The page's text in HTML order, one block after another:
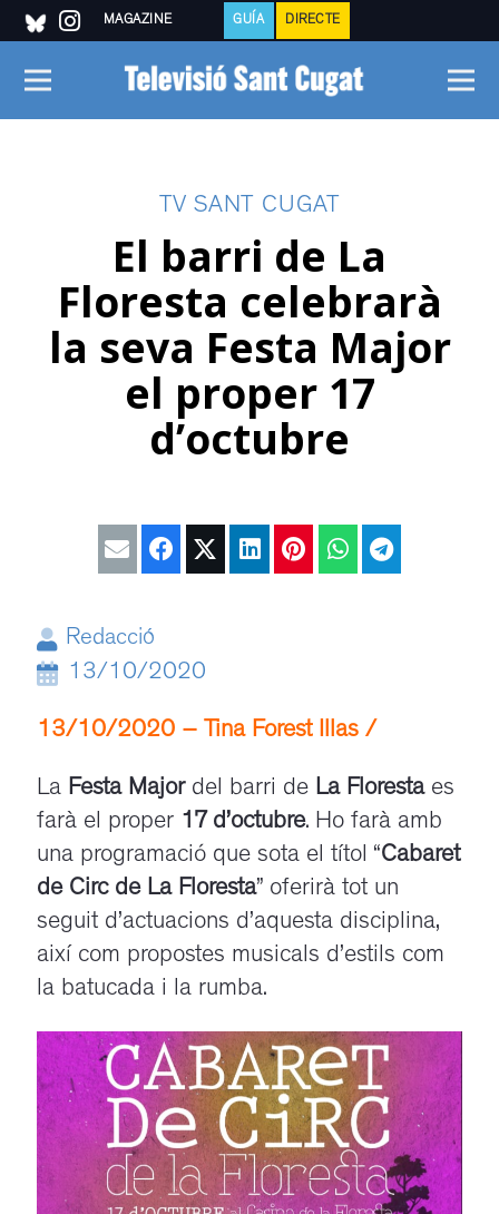
MAGAZINE GUÍA DIRECTE
TV SANT CUGAT
El barri de La
Floresta celebrarà
la seva Festa Major
el proper 17
d’octubre
Redacció
13/10/2020
13/10/2020 – Tina Forest Illas /
La Festa Majordel barri de La Florestaes
farà el proper 17 d’octubre. Ho farà amb
una programació que sota el títol “Cabaret
de Circ de La Floresta” oferirà tot un
seguit d’actuacions d’aquesta disciplina,
així com propostes musicals d’estils com
la batucada i la rumba.